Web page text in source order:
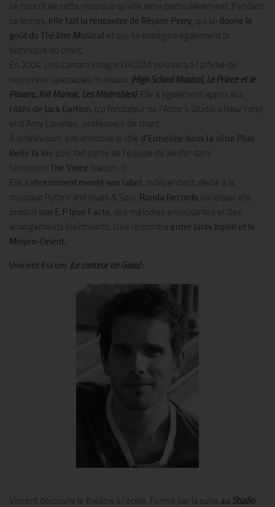
se nourrit de cette musique qu’elle aime particulièrement. Pendant
ce temps, elle fait la rencontre de Réjane Perry, qui lui donne le
goût du Théâtre Musical et qui lui enseigne également la
technique du chant.
En 2004, Lina Lamara intègre l’AICOM puis sera à l’affiche de
nombreux spectacles musicaux (High School Musical, Le Prince et le
Pauvre, Kid Manoir, Les Misérables). Elle a également appris aux
côtés de Jack Garfein, (co fondateur de l’Actor’s Studio a New York)
et d’Amy Lavietes, professeur de chant.
À la télévision, elle endosse le rôle d’Ermeline dans la série Plus
Belle la Vie puis fait partie de l’équipe de Jenifer dans
l’émission The Voice (saison 1).
Elle a récemment monté son label, indépendant, dédié à la
musique Rythm’and blues & Soul, Randa Records via lequel elle
produit son E.P Ipso Facto, des mélodies envoûtantes et des
arrangements électrisants. Une rencontre entre Janis Joplin et le
Moyen-Orient.
Vincent Escure (Le conteur de Gaïa) :
Vincent découvre le théâtre à l’école. Formé par la suite au Studio